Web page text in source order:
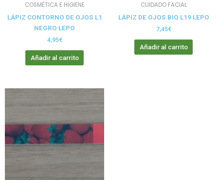
COSMÉTICA E HIGIENE
LÁPIZ CONTORNO DE OJOS L1
NEGRO LEPO
4,95€
Añadir al carrito
CUIDADO FACIAL
LÁPIZ DE OJOS BIO L19 LEPO
7,45€
Añadir al carrito